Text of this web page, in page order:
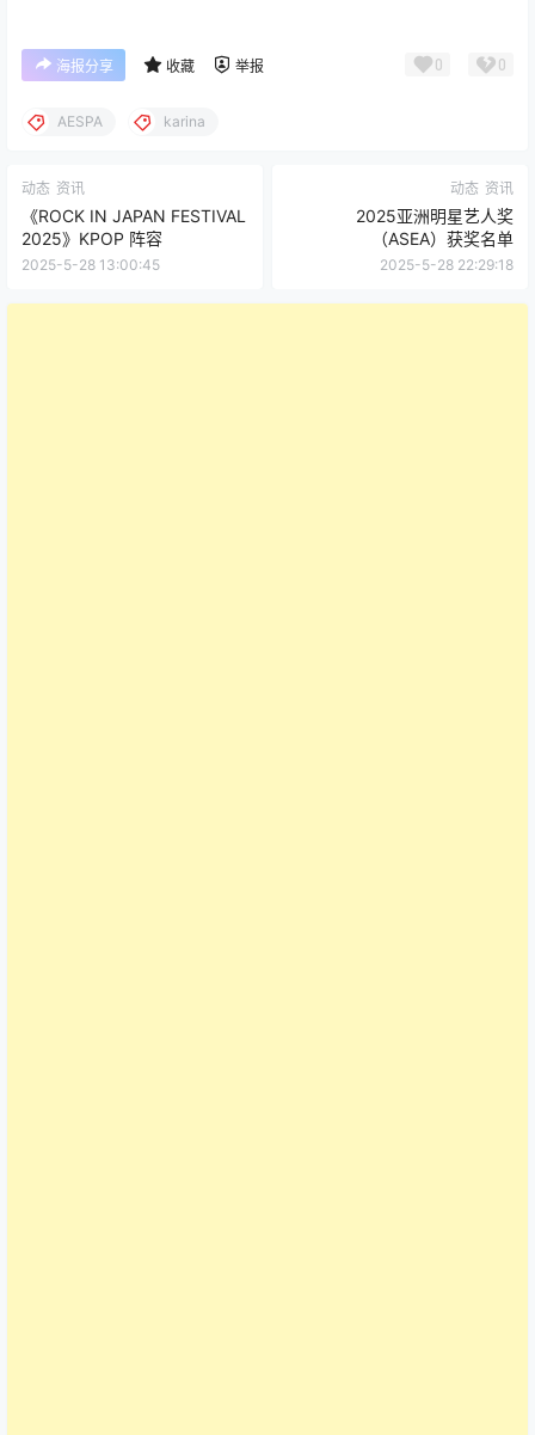
海报分享 收藏 举报 0 0
AESPA karina
动态 资讯
《ROCK IN JAPAN FESTIVAL
2025》KPOP 阵容
2025-5-28 13:00:45
动态 资讯
2025亚洲明星艺人奖
（ASEA）获奖名单
2025-5-28 22:29:18